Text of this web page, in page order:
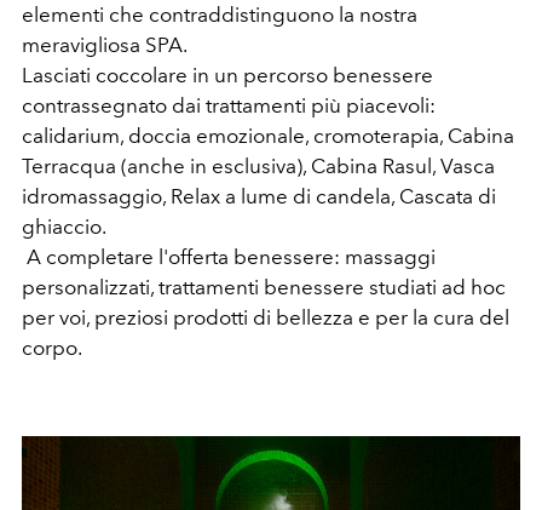
elementi che contraddistinguono la nostra
meravigliosa SPA.
Lasciati coccolare in un percorso benessere
contrassegnato dai trattamenti più piacevoli:
calidarium, doccia emozionale, cromoterapia, Cabina
Terracqua (anche in esclusiva), Cabina Rasul, Vasca
idromassaggio, Relax a lume di candela, Cascata di
ghiaccio.
A completare l'offerta benessere: massaggi
personalizzati, trattamenti benessere studiati ad hoc
per voi, preziosi prodotti di bellezza e per la cura del
corpo.